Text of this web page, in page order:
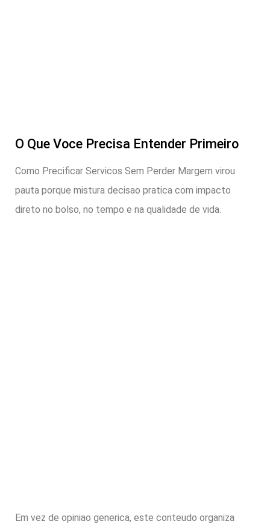
O Que Voce Precisa Entender Primeiro
Como Precificar Servicos Sem Perder Margem virou
pauta porque mistura decisao pratica com impacto
direto no bolso, no tempo e na qualidade de vida.
Em vez de opiniao generica, este conteudo organiza